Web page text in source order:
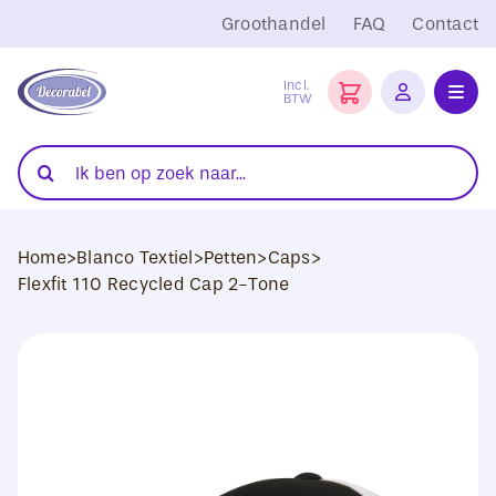
naar
inhoud
Groothandel FAQ Contact
Incl.
BTW
Folies
Transferpersen
Zoeken
naar:
Home>Blanco Textiel>Petten>Caps>
Flexfit 110 Recycled Cap 2-Tone